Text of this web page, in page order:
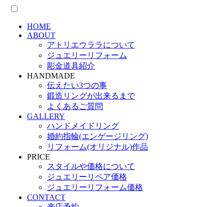
HOME
ABOUT
アトリエウララについて
ジュエリーリフォーム
彫金道具紹介
HANDMADE
伝えたい3つの事
鍛造リングが出来るまで
よくあるご質問
GALLERY
ハンドメイドリング
婚約指輪(エンゲージリング)
リフォーム(オリジナル)作品
PRICE
スタイルや価格について
ジュエリーリペア価格
ジュエリーリフォーム価格
CONTACT